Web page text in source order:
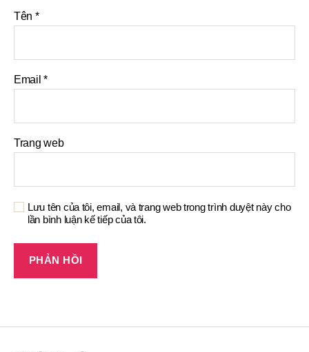
Tên *
Email*
Trang web
Lưu tên của tôi, email, và trang web trong trình duyệt này cho
lần bình luận kế tiếp của tôi.